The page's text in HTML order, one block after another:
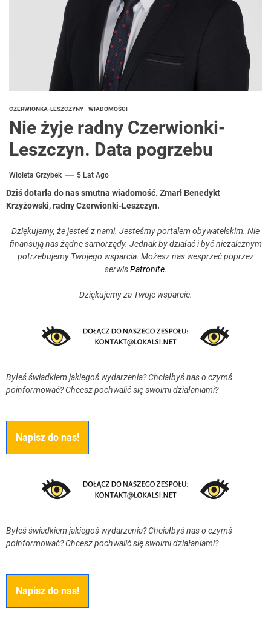
CZERWIONKA-LESZCZYNY WIADOMOŚCI
Nie żyje radny Czerwionki-
Leszczyn. Data pogrzebu
Wioleta Grzybek 5 Lat Ago
Dziś dotarła do nas smutna wiadomość. Zmarł Benedykt
Krzyżowski, radny Czerwionki-Leszczyn.
Dziękujemy, że jesteś z nami. Jesteśmy portalem obywatelskim. Nie
finansują nas żądne samorządy. Jednak by działać i być niezależnym
potrzebujemy Twojego wsparcia. Możesz nas wesprzeć poprzez
serwisPatronite.
Dziękujemy za Twoje wsparcie.
Byłeś świadkiem jakiegoś wydarzenia? Chciałbyś nas o czymś
poinformować? Chcesz pochwalić się swoimi działaniami?
Napisz do nas!
Byłeś świadkiem jakiegoś wydarzenia? Chciałbyś nas o czymś
poinformować? Chcesz pochwalić się swoimi działaniami?
Napisz do nas!